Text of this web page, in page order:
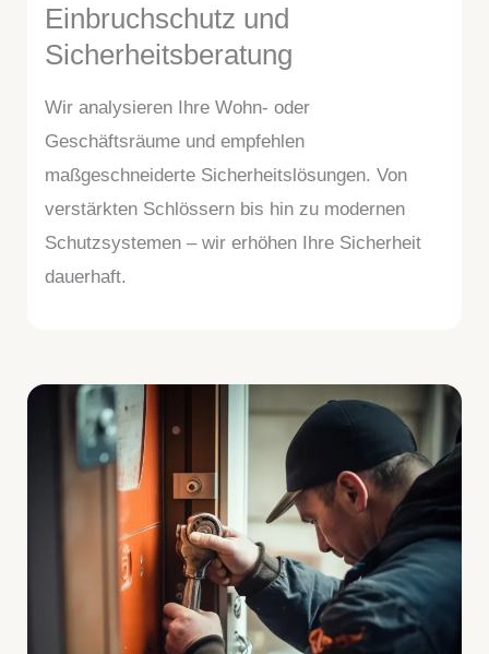
Einbruchschutz und
Sicherheitsberatung
Wir analysieren Ihre Wohn- oder
Geschäftsräume und empfehlen
maßgeschneiderte Sicherheitslösungen. Von
verstärkten Schlössern bis hin zu modernen
Schutzsystemen – wir erhöhen Ihre Sicherheit
dauerhaft.